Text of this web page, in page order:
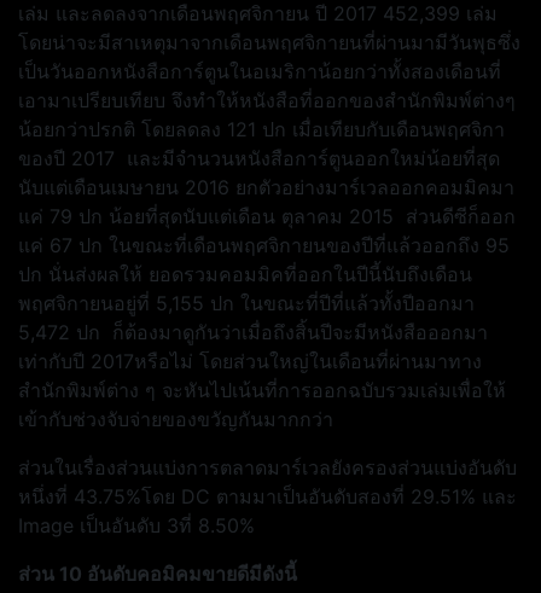
เล่ม และลดลงจากเดือนพฤศจิกายน ปี 2017 452,399 เล่ม
โดยน่าจะมีสาเหตุมาจากเดือนพฤศจิกายนที่ผ่านมามีวันพุธซึ่ง
เป็นวันออกหนังสือการ์ตูนในอเมริกาน้อยกว่าทั้งสองเดือนที่
เอามาเปรียบเทียบ จึงทำให้หนังสือที่ออกของสำนักพิมพ์ต่างๆ
น้อยกว่าปรกติ โดยลดลง 121 ปก เมื่อเทียบกับเดือนพฤศจิกา
ของปี 2017 และมีจำนวนหนังสือการ์ตูนออกใหม่น้อยที่สุด
นับแต่เดือนเมษายน 2016 ยกตัวอย่างมาร์เวลออกคอมมิคมา
แค่ 79 ปก น้อยที่สุดนับแต่เดือน ตุลาคม 2015 ส่วนดีซีก็ออก
แค่ 67 ปก ในขณะที่เดือนพฤศจิกายนของปีที่แล้วออกถึง 95
ปก นั่นส่งผลให้ ยอดรวมคอมมิคที่ออกในปีนี้นับถึงเดือน
พฤศจิกายนอยู่ที่ 5,155 ปก ในขณะที่ปีที่แล้วทั้งปีออกมา
5,472 ปก ก็ต้องมาดูกันว่าเมื่อถึงสิ้นปีจะมีหนังสือออกมา
เท่ากับปี 2017หรือไม่ โดยส่วนใหญ่ในเดือนที่ผ่านมาทาง
สำนักพิมพ์ต่าง ๆ จะหันไปเน้นที่การออกฉบับรวมเล่มเพื่อให้
เข้ากับช่วงจับจ่ายของขวัญกันมากกว่า
ส่วนในเรื่องส่วนแบ่งการตลาดมาร์เวลยังครองส่วนแบ่งอันดับ
หนึ่งที่ 43.75%โดย DC ตามมาเป็นอันดับสองที่ 29.51% และ
Image เป็นอันดับ 3ที่ 8.50%
ส่วน 10 อันดับคอมิคมขายดีมีดังนี้